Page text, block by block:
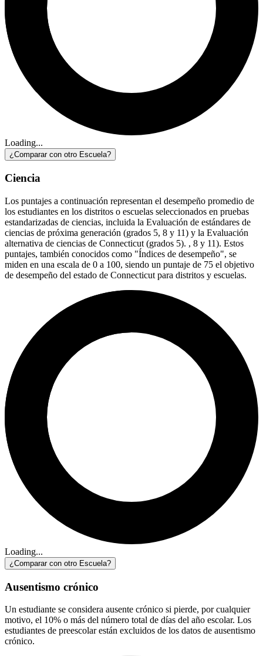
Loading...
¿Comparar con otro Escuela?
Ciencia
Los puntajes a continuación representan el desempeño promedio de
los estudiantes en los distritos o escuelas seleccionados en pruebas
estandarizadas de ciencias, incluida la Evaluación de estándares de
ciencias de próxima generación (grados 5, 8 y 11) y la Evaluación
alternativa de ciencias de Connecticut (grados 5). , 8 y 11). Estos
puntajes, también conocidos como "Índices de desempeño", se
miden en una escala de 0 a 100, siendo un puntaje de 75 el objetivo
de desempeño del estado de Connecticut para distritos y escuelas.
Loading...
¿Comparar con otro Escuela?
Ausentismo crónico
Un estudiante se considera ausente crónico si pierde, por cualquier
motivo, el 10% o más del número total de días del año escolar. Los
estudiantes de preescolar están excluidos de los datos de ausentismo
crónico.